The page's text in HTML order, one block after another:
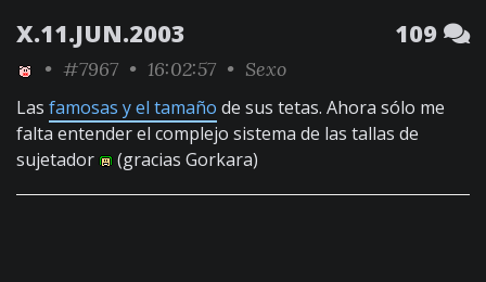
X.11.JUN.2003 109
• #7967 • 16:02:57 • Sexo
Las famosas y el tamaño de sus tetas. Ahora sólo me
falta entender el complejo sistema de las tallas de
sujetador
(gracias Gorkara)